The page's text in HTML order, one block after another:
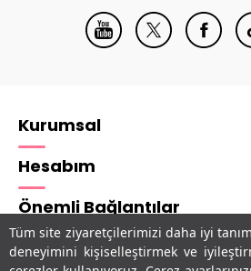
Tüm site ziyaretçilerimizi daha iyi
deneyimini kişiselleştirmek ve
Kurumsal
Hesabım
Önemli Bağlantılar
Adres & İletişim